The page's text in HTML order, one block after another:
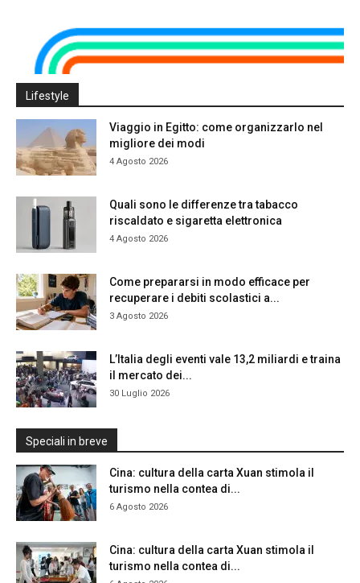
Lifestyle
Viaggio in Egitto: come organizzarlo nel
migliore dei modi
4 Agosto 2026
Quali sono le differenze tra tabacco
riscaldato e sigaretta elettronica
4 Agosto 2026
Come prepararsi in modo efficace per
recuperare i debiti scolastici a...
3 Agosto 2026
L’Italia degli eventi vale 13,2 miliardi e traina
il mercato dei...
30 Luglio 2026
Speciali in breve
Cina: cultura della carta Xuan stimola il
turismo nella contea di...
6 Agosto 2026
Cina: cultura della carta Xuan stimola il
turismo nella contea di...